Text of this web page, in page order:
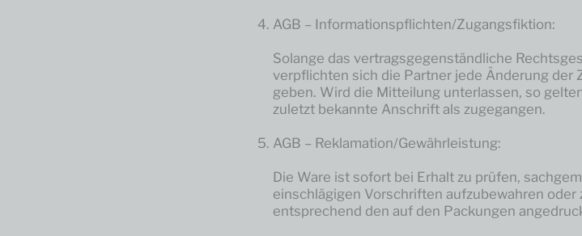
AGB – Informationspflichten/Zugangsfiktion:
Solange das vertragsgegenständliche
verpflichten sich die Partner jede Änderung der
geben. Wird die Mitteilung unterlassen, so
zuletzt bekannte Anschrift als zugegangen.
AGB – Reklamation/Gewährleistung:
Die Ware ist sofort bei Erhalt zu prüfen,
einschlägigen Vorschriften aufzubewahren
entsprechend den auf den Packungen